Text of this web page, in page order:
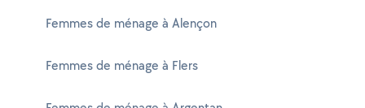
Femmes de ménage à Alençon
Femmes de ménage à Flers